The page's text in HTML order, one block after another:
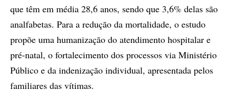
que têm em média 28,6 anos, sendo que 3,6% delas são
analfabetas. Para a redução da mortalidade, o estudo
propõe uma humanização do atendimento hospitalar e
pré-natal, o fortalecimento dos processos via Ministério
Público e da indenização individual, apresentada pelos
familiares das vítimas.